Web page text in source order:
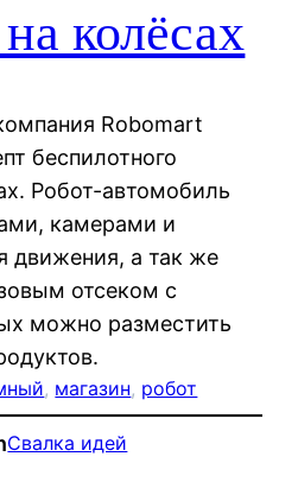
колёсах
Robomart
беспилотного
Робот-автомобиль
камерами и
движения, а так же
отсеком с
можно разместить
, магазин, робот
Свалка идей